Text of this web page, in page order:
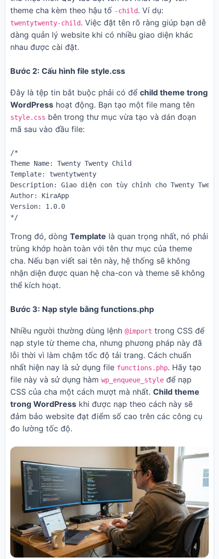
theme cha kèm theo hậu tố -child. Ví dụ:
twentytwenty-child. Việc đặt tên rõ ràng giúp bạn dễ
dàng quản lý website khi có nhiều giao diện khác
nhau được cài đặt.
Bước 2: Cấu hình file style.css
Đây là tệp tin bắt buộc phải có để child theme trong
WordPress hoạt động. Bạn tạo một file mang tên
style.css bên trong thư mục vừa tạo và dán đoạn
mã sau vào đầu file:
/*
Theme Name: Twenty Twenty Child
Template: twentytwenty
Description: Giao diện con tùy chỉnh cho Twenty
Author: KiraApp
Version: 1.0.0
*/
Trong đó, dòng Template là quan trọng nhất, nó phải
trùng khớp hoàn toàn với tên thư mục của theme
cha. Nếu bạn viết sai tên này, hệ thống sẽ không
nhận diện được quan hệ cha-con và theme sẽ không
thể kích hoạt.
Bước 3: Nạp style bằng functions.php
Nhiều người thường dùng lệnh @import trong CSS để
nạp style từ theme cha, nhưng phương pháp này đã
lỗi thời vì làm chậm tốc độ tải trang. Cách chuẩn
nhất hiện nay là sử dụng file functions.php. Hãy tạo
file này và sử dụng hàm wp_enqueue_style để nạp
CSS của cha một cách mượt mà nhất. Child theme
trong WordPress khi được nạp theo cách này sẽ
đảm bảo website đạt điểm số cao trên các công cụ
đo lường tốc độ.